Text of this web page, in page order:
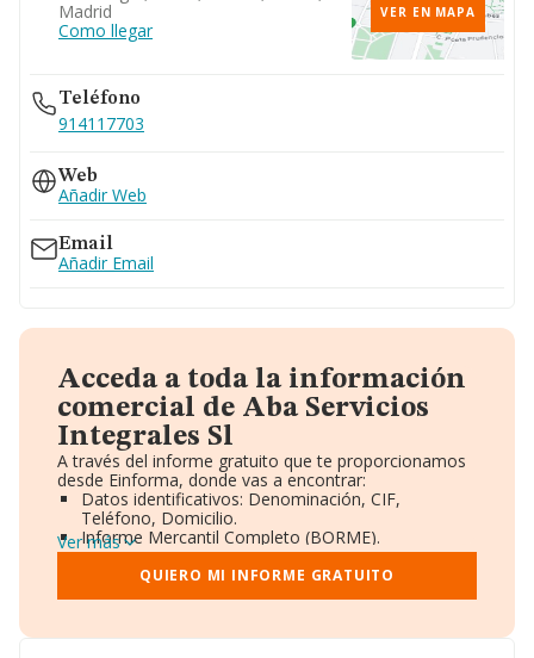
Madrid
Como llegar
VER EN MAPA
Teléfono
914117703
Web
Añadir Web
Email
Añadir Email
Acceda a toda la información
comercial de Aba Servicios
Integrales Sl
A través del informe gratuito que te proporcionamos
desde Einforma, donde vas a encontrar:
Datos identificativos: Denominación, CIF,
Teléfono, Domicilio.
Informe Mercantil Completo (BORME).
Gráficos de Evolución Ventas y Empleados.
Consejo de Administración y Administradores.
Directivos y Ejecutivos.
Ver más
QUIERO MI INFORME GRATUITO